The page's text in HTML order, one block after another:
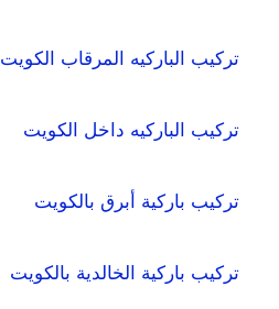
تركيب الباركيه المرقاب الكويت
تركيب الباركيه داخل الكويت
تركيب باركية أبرق بالكويت
تركيب باركية الخالدية بالكويت